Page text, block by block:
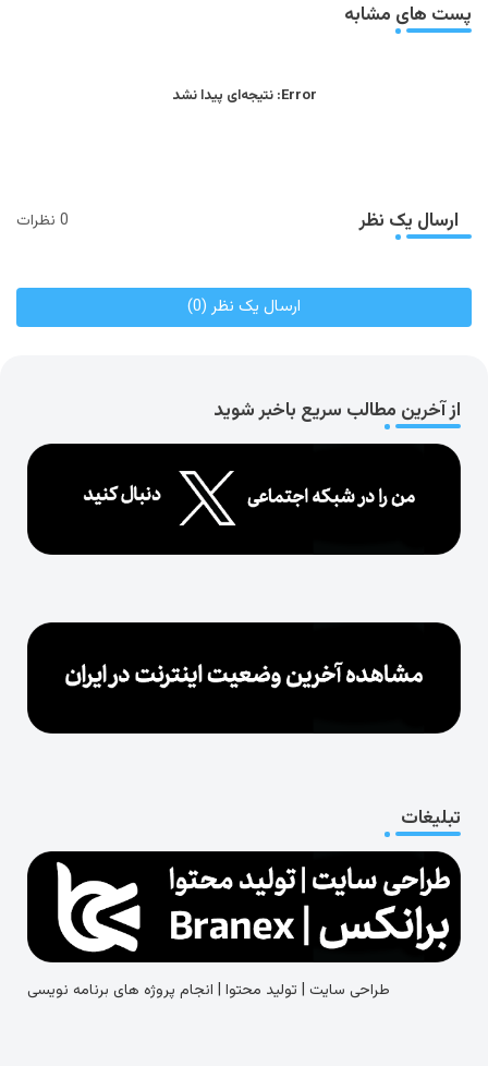
پست های مشابه
Error: نتیجه‌ای پیدا نشد
ارسال یک نظر 0 نظرات
ارسال یک نظر (0)
از آخرین مطالب سریع باخبر شوید
تبلیغات
طراحی سایت | تولید محتوا | انجام پروژه های برنامه نویسی